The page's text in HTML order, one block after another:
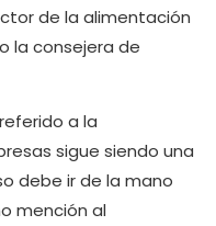
de la alimentación
la consejera de
a la
sigue siendo una
debe ir de la mano
mención al